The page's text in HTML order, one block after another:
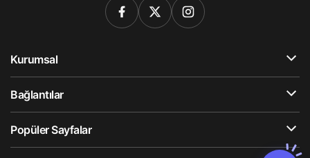
Kurumsal
Bağlantılar
Popüler Sayfalar